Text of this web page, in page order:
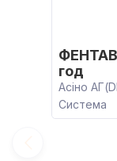
год
Асіно
Система